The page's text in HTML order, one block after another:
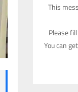
This
Please
You can